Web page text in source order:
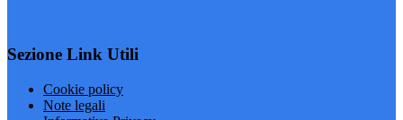
Sezione Link Utili
Cookie policy
Note legali